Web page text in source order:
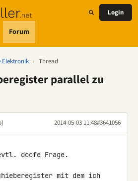
Forum
Login
› Thread
parallel zu
2014-05-03 11:48#3641056
doofe Frage.
mit dem ich